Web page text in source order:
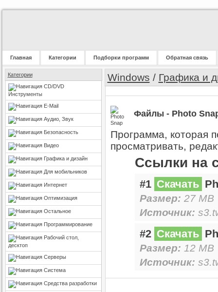
Главная Категории Подборки программ Обратная связь
Категории
CD/DVD
Инструменты
E-Mail
Аудио, Звук
Безопасность
Видео
Графика и дизайн
Для мобильников
Интернет
Оптимизация
Остальное
Программирование
Рабочий стол,
десктоп
Серверы
Система
Средства разработки
Windows / Графика и
Файлы - Photo
Программа, которая
просматривать,
Ссылки на
#1 Скачать
Размер: 27
Источник:
#2 Скачать
Размер: 12
Источник: